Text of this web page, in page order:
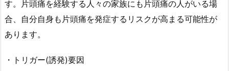
す。片頭痛を経験する人々の家族にも片頭痛の人がいる場
合、自分自身も片頭痛を発症するリスクが高まる可能性が
あります。
・トリガー(誘発)要因